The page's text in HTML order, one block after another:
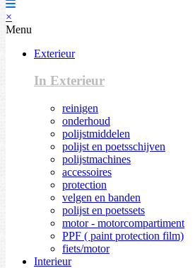
×
Menu
Exterieur
In Exterieur
reinigen
onderhoud
polijstmiddelen
polijst en poetsschijven
polijstmachines
accessoires
protection
velgen en banden
polijst en poetssets
motor - motorcompartiment
PPF ( paint protection film)
fiets/motor
Interieur